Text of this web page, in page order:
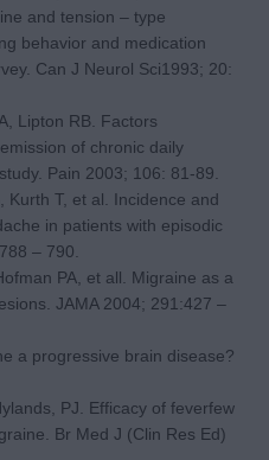
and tension – type
behavior and medication
Can J Neurol Sci1993; 20:
Lipton RB. Factors
of chronic daily
Pain 2003; 106: 81-89.
Kurth T, et al. Incidence and
in patients with episodic
– 790.
PA, et all. Migraine as a
JAMA 2004; 291:427 –
a progressive brain disease?
PJ. Efficacy of feverfew
Br Med J (Clin Res Ed)